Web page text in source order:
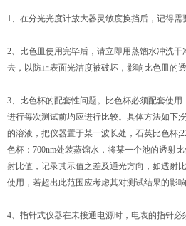
1、在分光光度计放大器灵敏度换挡后，记得需
2、比色皿使用完毕后，请立即用蒸馏水冲洗
去，以防止表面光洁度被破坏，影响比色皿的透
3、比色杯的配套性问题。比色杯必须配套使
进行每次测试前均应进行比较。具体方法如下;
的溶液，把仪器置于某一波长处，石英比色杯
色杯：700nm处装蒸馏水，将某一个池的透射
射比值，记录其示值之差及通光方向，如透射
使用，若超出此范围应考虑其对测试结果的影响
4、指针式仪器在未接通电源时，电表的指针